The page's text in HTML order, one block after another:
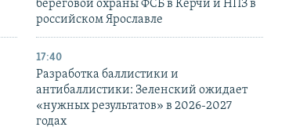
береговой охраны ФСБ в Керчи и НПЗ в
российском Ярославле
17:40
Разработка баллистики и
антибаллистики: Зеленский ожидает
«нужных результатов» в 2026-2027
годах